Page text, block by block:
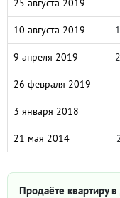
25 августа 2019
10 августа 2019
9 апреля 2019
26 февраля 2019
3 января 2018
21 мая 2014
Продаёте квартиру